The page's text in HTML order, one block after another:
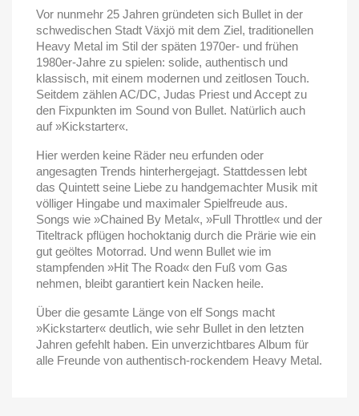
Vor nunmehr 25 Jahren gründeten sich Bullet in der
schwedischen Stadt Växjö mit dem Ziel, traditionellen
Heavy Metal im Stil der späten 1970er- und frühen
1980er-Jahre zu spielen: solide, authentisch und
klassisch, mit einem modernen und zeitlosen Touch.
Seitdem zählen AC/DC, Judas Priest und Accept zu
den Fixpunkten im Sound von Bullet. Natürlich auch
auf »Kickstarter«.
Hier werden keine Räder neu erfunden oder
angesagten Trends hinterhergejagt. Stattdessen lebt
das Quintett seine Liebe zu handgemachter Musik mit
völliger Hingabe und maximaler Spielfreude aus.
Songs wie »Chained By Metal«, »Full Throttle« und der
Titeltrack pflügen hochoktanig durch die Prärie wie ein
gut geöltes Motorrad. Und wenn Bullet wie im
stampfenden »Hit The Road« den Fuß vom Gas
nehmen, bleibt garantiert kein Nacken heile.
Über die gesamte Länge von elf Songs macht
»Kickstarter« deutlich, wie sehr Bullet in den letzten
Jahren gefehlt haben. Ein unverzichtbares Album für
alle Freunde von authentisch-rockendem Heavy Metal.